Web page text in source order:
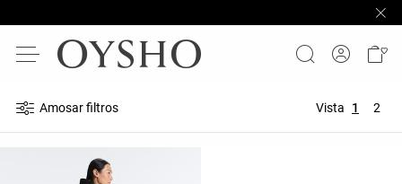
Amosar filtros Vista 1 2